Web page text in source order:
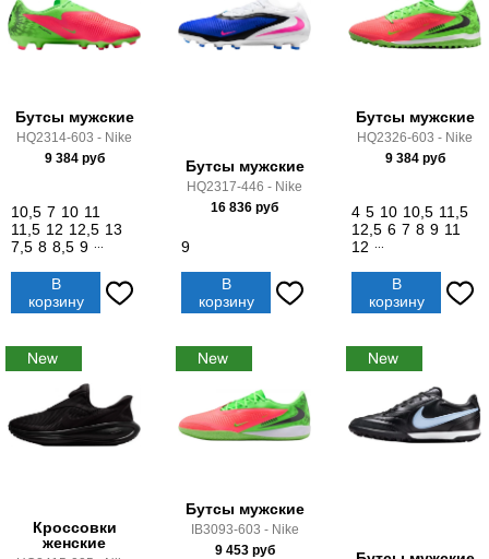
Бутсы мужские
HQ2314-603 - Nike
9 384руб
10,5 7 10 11
11,5 12 12,5 13
7,5 8 8,5 9
В
корзину
Бутсы мужские
HQ2317-446 - Nike
16 836 руб
9
В
корзину
Бутсы мужские
HQ2326-603 - Nike
9 384руб
4 5 10 10,5 11,5
12,5 6 7 8 9 11
12
В
корзину
Кроссовки
женские
Бутсы мужские
IB3093-603 - Nike
9 453руб